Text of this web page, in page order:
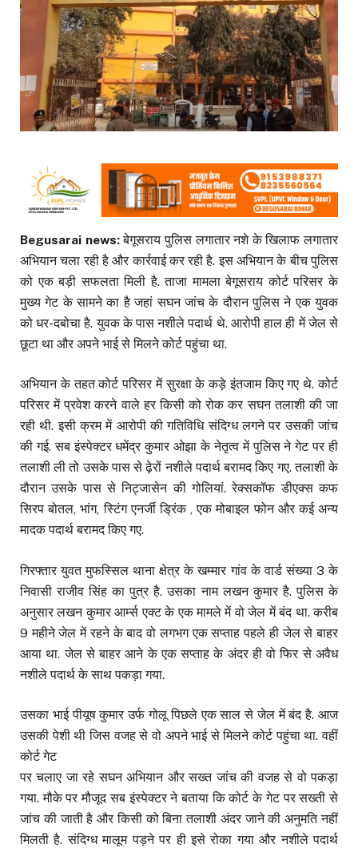
Begusarai news:बेगूसराय पुलिस लगातार नशे के खिलाफ लगातार
अभियान चला रही है और कार्रवाई कर रही है. इस अभियान के बीच पुलिस
को एक बड़ी सफलता मिली है. ताजा मामला बेगूसराय कोर्ट परिसर के
मुख्य गेट के सामने का है जहां सघन जांच के दौरान पुलिस ने एक युवक
को धर-दबोचा है. युवक के पास नशीले पदार्थ थे. आरोपी हाल ही में जेल से
छूटा था और अपने भाई से मिलने कोर्ट पहुंचा था.
अभियान के तहत कोर्ट परिसर में सुरक्षा के कड़े इंतजाम किए गए थे. कोर्ट
परिसर में प्रवेश करने वाले हर किसी को रोक कर सघन तलाशी की जा
रही थी. इसी क्रम में आरोपी की गतिविधि संदिग्ध लगने पर उसकी जांच
की गई. सब इंस्पेक्टर धमेंद्र कुमार ओझा के नेतृत्व में पुलिस ने गेट पर ही
तलाशी ली तो उसके पास से ढ़ेरों नशीले पदार्थ बरामद किए गए. तलाशी के
दौरान उसके पास से निट्जासेन की गोलियां. रेक्सकॉफ डीएक्स कफ
सिरप बोतल, भांग, स्टिंग एनर्जी ड्रिंक , एक मोबाइल फोन और कई अन्य
मादक पदार्थ बरामद किए गए.
गिरफ्तार युवत मुफस्सिल थाना क्षेत्र के खम्मार गांव के वार्ड संख्या 3 के
निवासी राजीव सिंह का पुत्र है. उसका नाम लखन कुमार है. पुलिस के
अनुसार लखन कुमार आर्म्स एक्ट के एक मामले में वो जेल में बंद था. करीब
9 महीने जेल में रहने के बाद वो लगभग एक सप्ताह पहले ही जेल से बाहर
आया था. जेल से बाहर आने के एक सप्ताह के अंदर ही वो फिर से अवैध
नशीले पदार्थ के साथ पकड़ा गया.
उसका भाई पीयूष कुमार उर्फ गोलू पिछले एक साल से जेल में बंद है. आज
उसकी पेशी थी जिस वजह से वो अपने भाई से मिलने कोर्ट पहुंचा था. वहीं
कोर्ट गेट
पर चलाए जा रहे सघन अभियान और सख्त जांच की वजह से वो पकड़ा
गया. मौके पर मौजूद सब इंस्पेक्टर ने बताया कि कोर्ट के गेट पर सख्ती से
जांच की जाती है और किसी को बिना तलाशी अंदर जाने की अनुमति नहीं
मिलती है. संदिग्ध मालूम पड़ने पर ही इसे रोका गया और नशीले पदार्थ